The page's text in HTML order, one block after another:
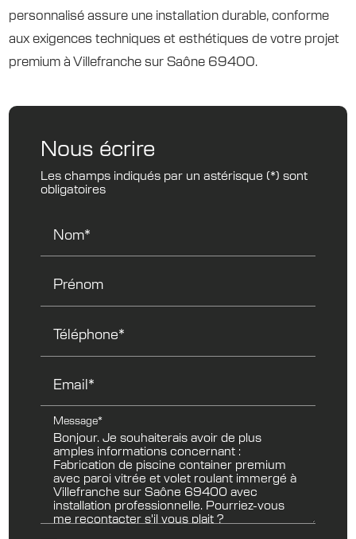
personnalisé assure une installation durable, conforme
aux exigences techniques et esthétiques de votre projet
premium à Villefranche sur Saône 69400.
Nous écrire
Les champs indiqués par un astérisque (*) sont
obligatoires
Nom*
Prénom
Téléphone*
Email*
Message*